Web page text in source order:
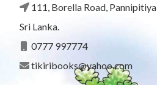
111, Borella Road, Pannipitiya,
Sri Lanka.
0777 997774
tikiribooks@yahoo.com